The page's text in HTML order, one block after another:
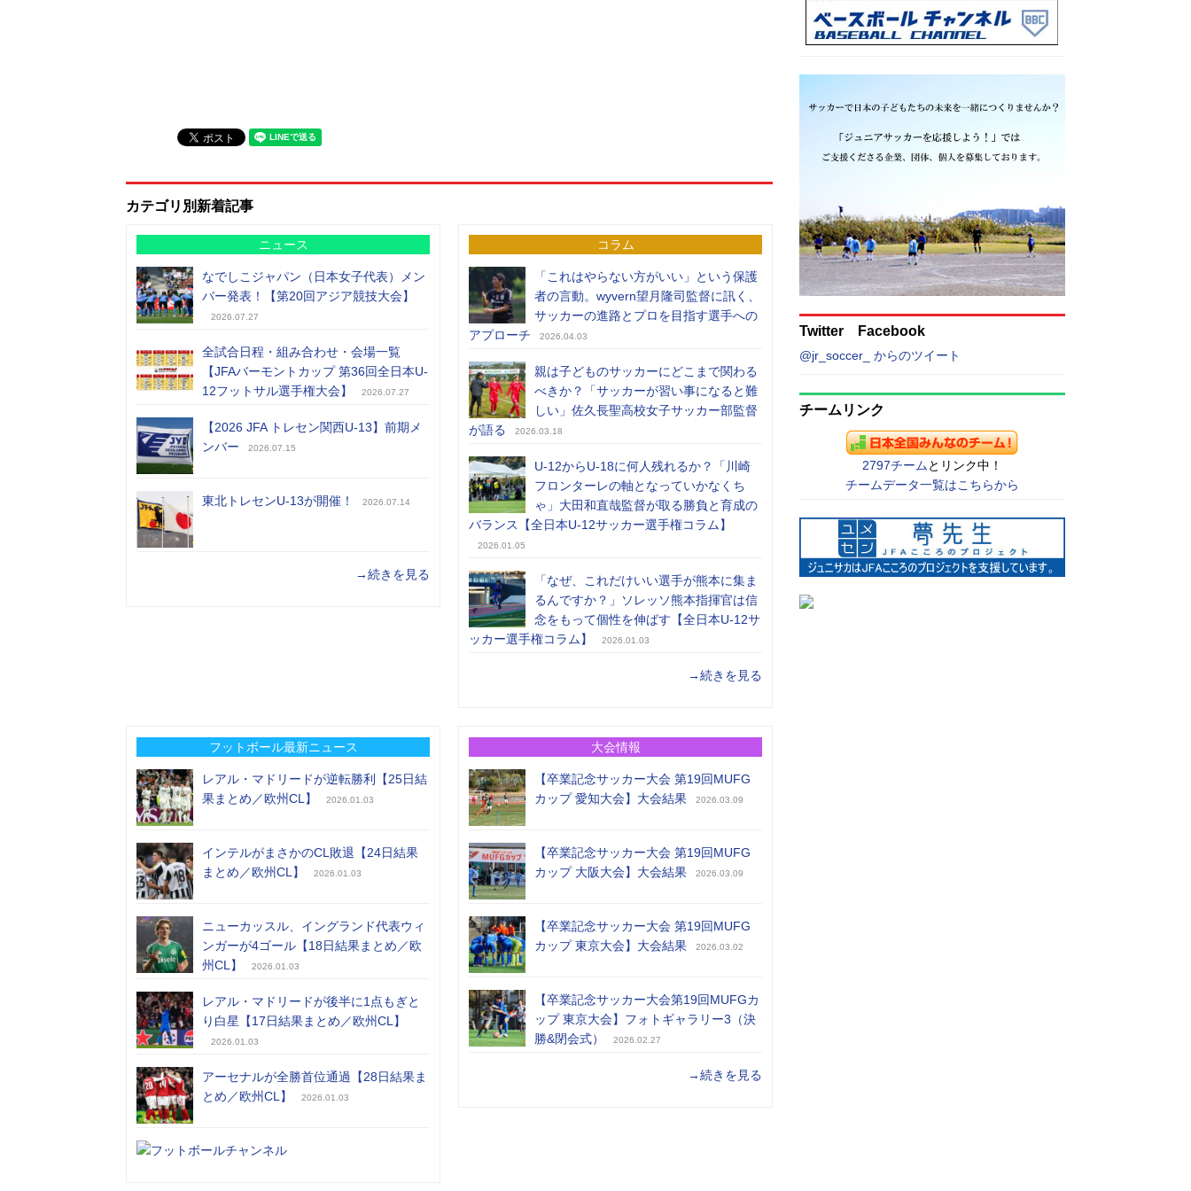
カテゴリ別新着記事
ニュース
なでしこジャパン（日本女子代表）メン
バー発表！【第20回アジア競技大会】
2026.07.27
全試合日程・組み合わせ・会場一覧
【JFAバーモントカップ 第36回全日本U-
12フットサル選手権大会】
2026.07.27
【2026 JFA トレセン関西U-13】前期メ
ンバー
2026.07.15
東北トレセンU-13が開催！ 2026.07.14
→続きを見る
コラム
「これはやらない方がいい」という保護
者の言動。wyvern望月隆司監督に訊く、
サッカーの進路とプロを目指す選手への
アプローチ
2026.04.03
親は子どものサッカーにどこまで関わる
べきか？「サッカーが習い事になると難
しい」佐久長聖高校女子サッカー部監督
が語る
2026.03.18
U-12からU-18に何人残れるか？「川崎
フロンターレの軸となっていかなくち
ゃ」大田和直哉監督が取る勝負と育成の
バランス【全日本U-12サッカー選手権コラム】
2026.01.05
「なぜ、これだけいい選手が熊本に集ま
るんですか？」ソレッソ熊本指揮官は信
念をもって個性を伸ばす【全日本U-12サ
ッカー選手権コラム】
2026.01.03
→続きを見る
フットボール最新ニュース
レアル・マドリードが逆転勝利【25日結
果まとめ／欧州CL】
2026.01.03
インテルがまさかのCL敗退【24日結果
まとめ／欧州CL】
2026.01.03
ニューカッスル、イングランド代表ウィ
ンガーが4ゴール【18日結果まとめ／欧
州CL】
2026.01.03
レアル・マドリードが後半に1点もぎと
り白星【17日結果まとめ／欧州CL】
2026.01.03
アーセナルが全勝首位通過【28日結果ま
とめ／欧州CL】
2026.01.03
大会情報
【卒業記念サッカー大会 第19回MUFG
カップ 愛知大会】大会結果
2026.03.09
【卒業記念サッカー大会 第19回MUFG
カップ 大阪大会】大会結果
2026.03.09
【卒業記念サッカー大会 第19回MUFG
カップ 東京大会】大会結果
2026.03.02
【卒業記念サッカー大会第19回MUFGカ
ップ 東京大会】フォトギャラリー3（決
勝&閉会式）
2026.02.27
→続きを見る
Twitter Facebook
@jr_soccer_ からのツイート
チームリンク
2797チーム とリンク中！
チームデータ一覧はこちらから